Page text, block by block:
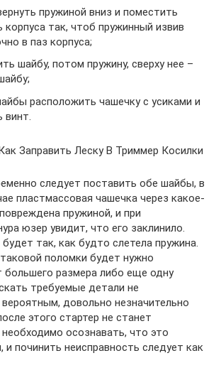
пружиной вниз и поместить
корпуса так, чтоб пружинный извив
в паз корпуса;
шайбу, потом пружину, сверху нее –
расположить чашечку с усиками и
винт.
Заправить Леску В Триммер Косилки
следует поставить обе шайбы, в
пластмассовая чашечка через какое-
пружиной, и при
юзер увидит, что его заклинило.
так, как будто слетела пружина.
поломки будет нужно
большего размера либо еще одну
требуемые детали не
довольно незначительно
этого стартер не станет
осознавать, что это
починить неисправность следует как